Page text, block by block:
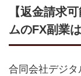
【返金請求
ムのFX副業
合同会社デジ